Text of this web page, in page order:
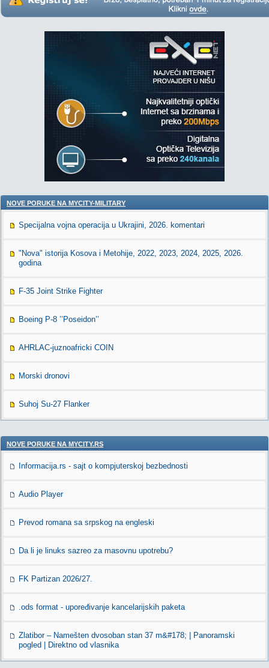
NOVE PORUKE NA MYCITY-MILITARY
Specijalna vojna operacija u Ukrajini, 2026. komentari
"Nova" istorija Kosova i Metohije, 2022, 2023, 2024, 2025, 2026.
godina
F-35 Joint Strike Fighter
Boeing P-8 ’’Poseidon’’
AHRLAC-juznoafricki COIN
Morski dronovi
Suhoj Su-27 Flanker
NOVE PORUKE NA MYCITY.RS
Informacija.rs - sajt o kompjuterskoj bezbednosti
Audio Player
Prevod romana sa srpskog na engleski
Da li je linuks sazreo za masovnu upotrebu?
FK Partizan 2026/27.
.ods format - upoređivanje kancelarijskih paketa
Zlatibor – Namešten dvosoban stan 37 m&#178; | Panoramski
pogled | Direktno od vlasnika